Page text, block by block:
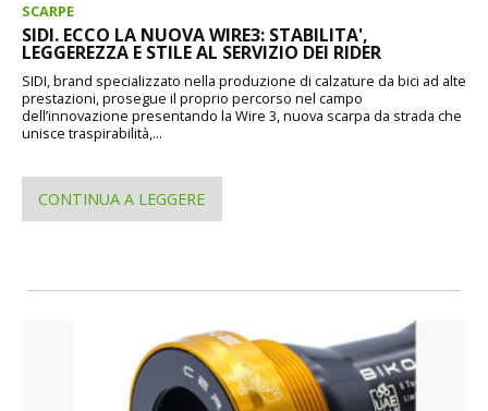
SCARPE
SIDI. ECCO LA NUOVA WIRE3: STABILITA',
LEGGEREZZA E STILE AL SERVIZIO DEI RIDER
SIDI, brand specializzato nella produzione di calzature da bici ad alte
prestazioni, prosegue il proprio percorso nel campo
dell’innovazione presentando la Wire 3, nuova scarpa da strada che
unisce traspirabilità,...
CONTINUA A LEGGERE